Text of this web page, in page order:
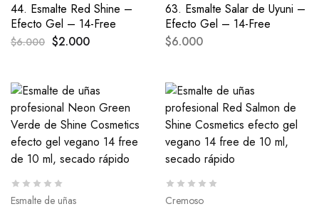
44. Esmalte Red Shine –
Efecto Gel – 14-Free
$6.000 $2.000
63. Esmalte Salar de Uyuni –
Efecto Gel – 14-Free
$6.000
Esmalte de uñas Cremoso